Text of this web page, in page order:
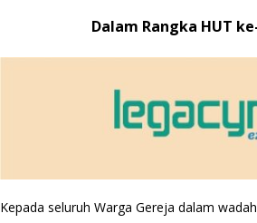
Dalam Rangka HUT
Kepada seluruh Warga Gereja dalam